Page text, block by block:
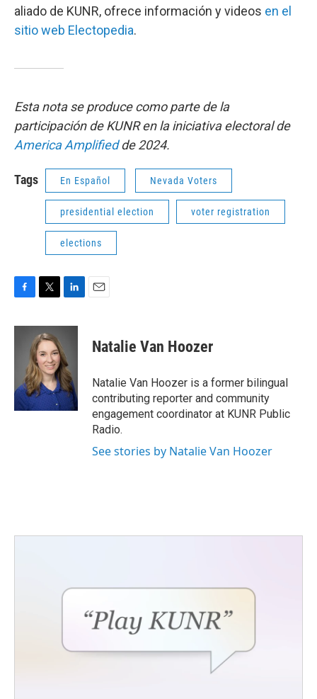
aliado de KUNR, ofrece información y videos en el
sitio web Electopedia.
Esta nota se produce como parte de la
participación de KUNR en la iniciativa electoral de
America Amplifiedde 2024.
Tags En Español Nevada Voters
presidential election voter registration
elections
c
k
i
t
t
e
r
n
e
d
I
n
Natalie Van Hoozer
Natalie Van Hoozer is a former bilingual
contributing reporter and community
engagement coordinator at KUNR Public
Radio.
See stories by Natalie Van Hoozer